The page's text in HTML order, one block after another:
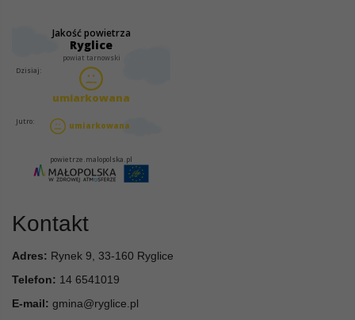
Kontakt
Adres: Rynek 9, 33-160 Ryglice
Telefon: 14 6541019
E-mail: gmina@ryglice.pl